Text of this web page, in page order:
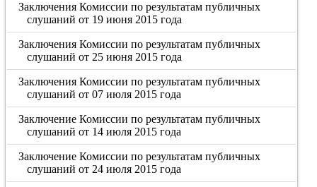
Заключения Комиссии по результатам публичных
слушаний от 19 июня 2015 года
Заключения Комиссии по результатам публичных
слушаний от 25 июня 2015 года
Заключения Комиссии по результатам публичных
слушаний от 07 июля 2015 года
Заключение Комиссии по результатам публичных
слушаний от 14 июля 2015 года
Заключение Комиссии по результатам публичных
слушаний от 24 июля 2015 года